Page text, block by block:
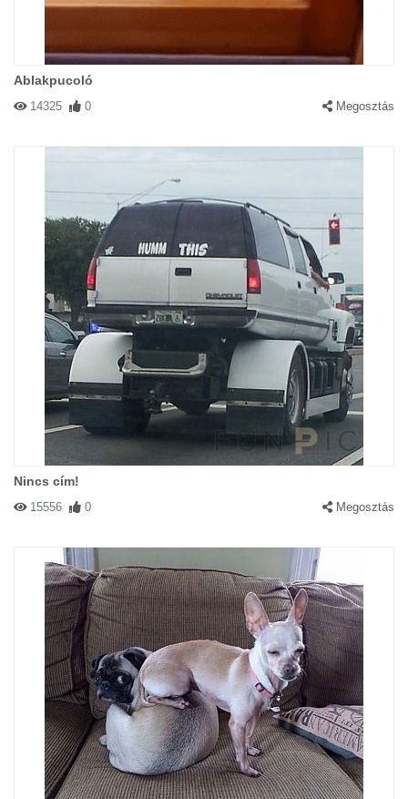
Ablakpucoló
14325 0 Megosztás
Nincs cím!
15556 0 Megosztás